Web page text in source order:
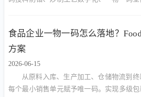
食品企业一物一码怎么落地？
方案
2026-06-15
从原料入库、生产加工、仓储物流到终
每个最小销售单元赋予唯一码。实现多级